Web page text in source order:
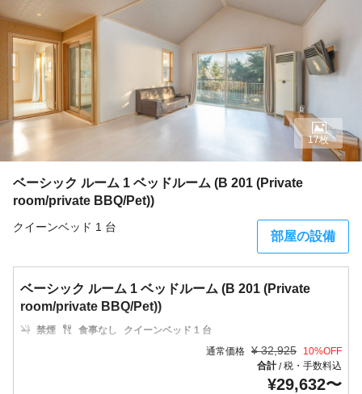
ベーシック ルーム 1 ベッドルーム (B 201 (Private
room/private BBQ/Pet))
クイーンベッド 1 台
部屋の設備
17枚
ベーシック ルーム 1 ベッドルーム (B 201 (Private
room/private BBQ/Pet))
禁煙 食事なし
クイーンベッド 1 台
通常価格 ¥ 32,925 10%OFF
合計/税・手数料込
¥29,632〜